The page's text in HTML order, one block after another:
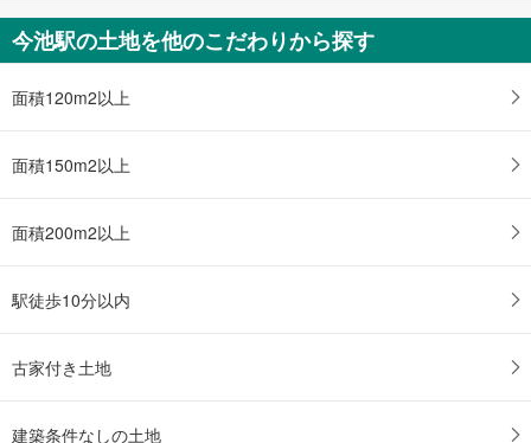
新今池ビル、内山３丁目
・西改札⇔１２番出口方面の今池ガスビル手前
その他
・ＡＥＤ
マ
イ
ペ
ー
保
す
る
今池駅の土地を他のこだわりから探す
面積120m2以上
面積150m2以上
面積200m2以上
駅徒歩10分以内
古家付き土地
建築条件なしの土地